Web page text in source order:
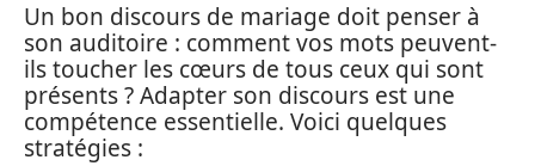
Un bon discours de mariage doit penser à
son auditoire : comment vos mots peuvent-
ils toucher les cœurs de tous ceux qui sont
présents ? Adapter son discours est une
compétence essentielle. Voici quelques
stratégies :